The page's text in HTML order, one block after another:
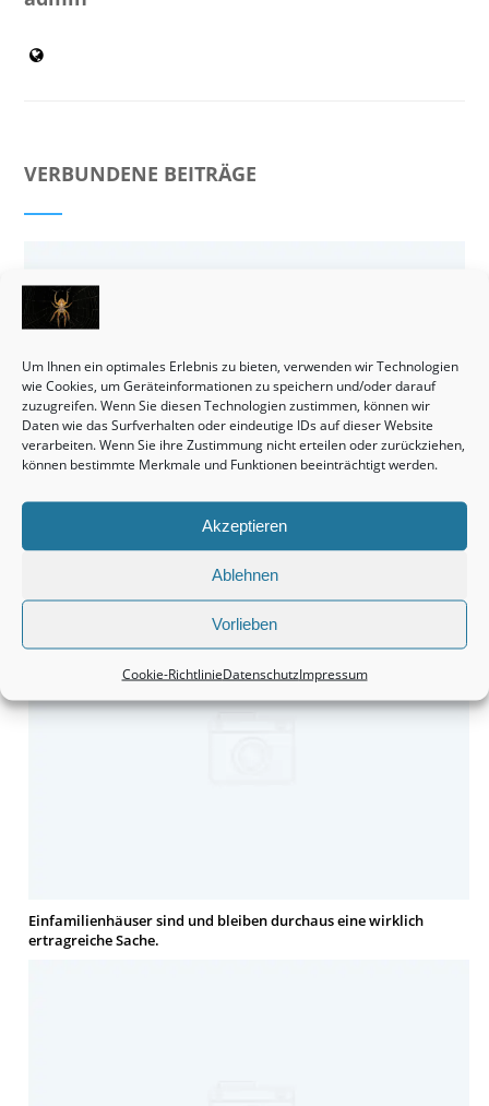
Um Ihnen ein optimales Erlebnis zu bieten, verwenden wir Technologien
wie Cookies, um Geräteinformationen zu speichern und/oder darauf
zuzugreifen. Wenn Sie diesen Technologien zustimmen, können wir
Daten wie das Surfverhalten oder eindeutige IDs auf dieser Website
verarbeiten. Wenn Sie ihre Zustimmung nicht erteilen oder zurückziehen,
können bestimmte Merkmale und Funktionen beeinträchtigt werden.
Akzeptieren
Ablehnen
Vorlieben
Cookie-RichtlinieDatenschutzImpressum
VERBUNDENE BEITRÄGE
Grundstücke sind durchaus eine interessante Anschaffung.
Einfamilienhäuser sind und bleiben durchaus eine wirklich
ertragreiche Sache.